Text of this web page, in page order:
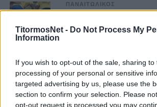
TitormosNet - Do Not Process My
Information
If you wish to opt-out of the sale, sharing
processing of your personal or sensitive
targeted advertising by us, please use the
section to confirm your selection. Please
opt-out request is processed you may
ΠΑΝΑΙΤΩΛΙΚΟΣ
Βαρόνε: «Θα έδινα τα
στο γήπεδο μαζί σας,
Αυτά βλέπει και δεν
Βαρόνε (φωτο)
ΠΑΝΑΙΤΩΛΙΚΟΣ